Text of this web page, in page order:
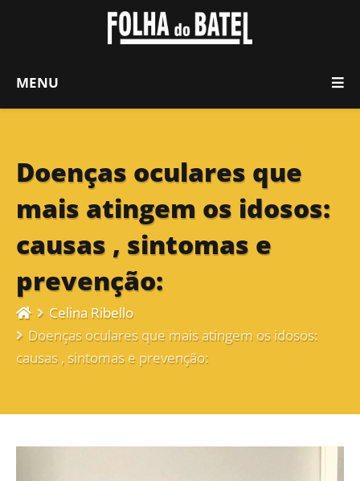
MENU
Doenças oculares que
mais atingem os idosos:
causas , sintomas e
prevenção:
Celina Ribello
Doenças oculares que mais atingem os idosos:
causas , sintomas e prevenção: